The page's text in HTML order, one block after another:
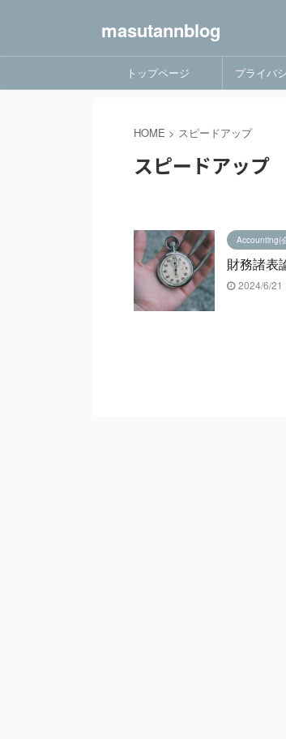
masutannblog
トップページ プライバ
HOME > スピードアップ
スピードアップ
Accounting(
財務諸表
2024/6/21